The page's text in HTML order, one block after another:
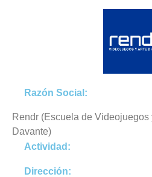
Razón Social:
Rendr (Escuela de Videojuegos
Davante)
Actividad:
Dirección: